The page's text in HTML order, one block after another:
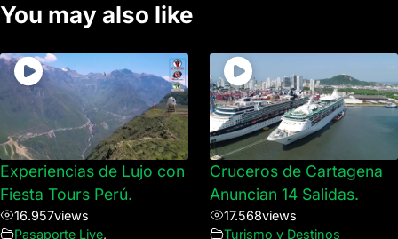
You may also like
Experiencias de Lujo con
Fiesta Tours Perú.
16.957views
Pasaporte Live,
Cruceros de Cartagena
Anuncian 14 Salidas.
17.568views
Turismo y Destinos